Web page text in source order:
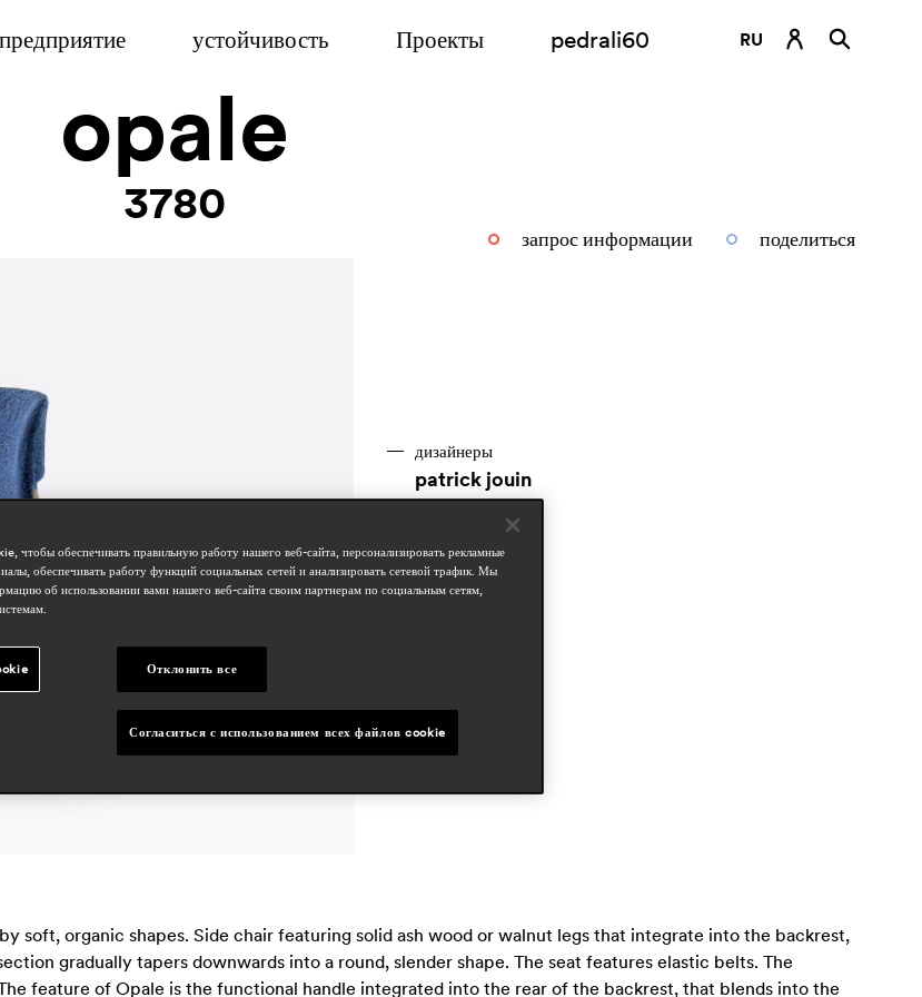
предприятие устойчивость Проекты pedrali60
RU
запрос информации поделиться
opale
3780
soft, organic shapes. Side chair featuring solid ash wood or walnut legs that integrate into the backrest,
gradually tapers downwards into a round, slender shape. The seat features elastic belts. The
feature of Opale is the functional handle integrated into the rear of the backrest, that blends into the
дизайнеры
patrick jouin
hospitality
residential
чтобы обеспечивать правильную работу нашего веб-сайта, персонализировать рекламные
обеспечивать работу функций социальных сетей и анализировать сетевой трафик. Мы
об использовании вами нашего веб-сайта своим партнерам по социальным сетям,
Отклонить все
Согласиться с использованием всех файлов cookie